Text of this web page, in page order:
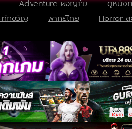
Adventure ผจญภัย ดูหนัง
ทึกขวัญ พากย์ไทย Horror